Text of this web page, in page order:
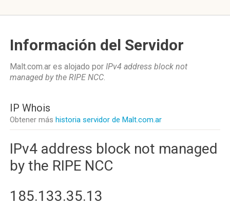
Información del Servidor
Malt.com.ar es alojado por IPv4 address block not
managed by the RIPE NCC.
IP Whois
Obtener más historia servidor de Malt.com.ar
IPv4 address block not managed
by the RIPE NCC
185.133.35.13